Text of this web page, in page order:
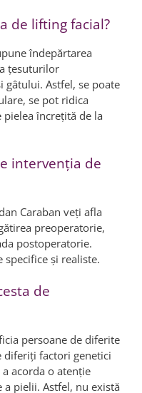
de lifting facial?
îndepărtarea
ţesuturilor
gâtului. Astfel, se poate
se pot ridica
încreţită de la
intervenţia de
Caraban veți afla
preoperatorie,
postoperatorie.
şi realiste.
de
persoane de diferite
diferiţi factori genetici
acorda o atenţie
pielii. Astfel, nu există